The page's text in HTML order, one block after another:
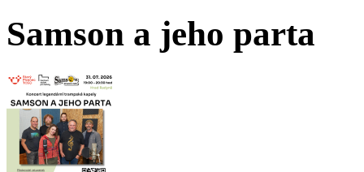
Samson a jeho parta